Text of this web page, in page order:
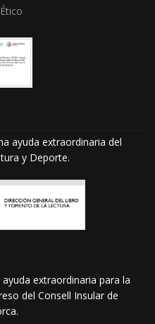
ayuda extraordinaria del
y Deporte.
extraordinaria para la
del Consell Insular de